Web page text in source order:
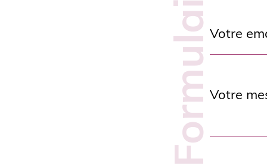
Formulaires
i
email
Message
*